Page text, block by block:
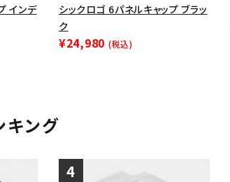
インデ
シックロゴ 6パネルキャップ ブラッ
ク
¥24,980 (税込)
キング